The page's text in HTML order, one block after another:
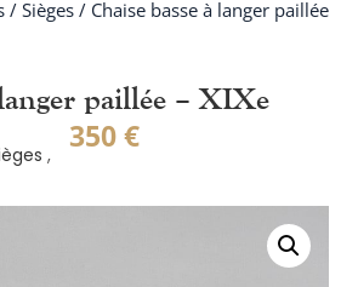
/ Sièges / Chaise basse à langer paillée
paillée – XIXe
,
350€